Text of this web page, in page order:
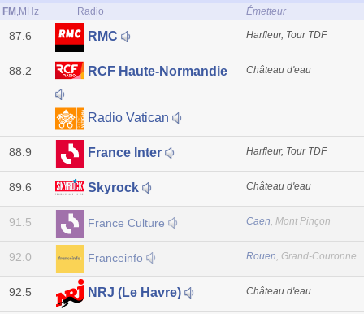
FM ,MHz Radio Émetteur
87.6 RMC Harfleur, Tour TDF
88.2 RCF Haute-Normandie
Radio Vatican
Château d'eau
88.9 France Inter Harfleur, Tour TDF
89.6 Skyrock Château d'eau
91.5 France Culture Caen, Mont Pinçon
92.0 Franceinfo Rouen, Grand-Couronne
92.5 NRJ (Le Havre) Château d'eau